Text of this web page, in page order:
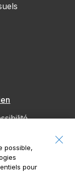
nous
possible,
pour